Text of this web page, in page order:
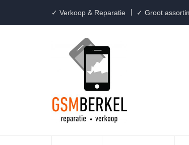
✓ Verkoop & Reparatie ✓ Groot